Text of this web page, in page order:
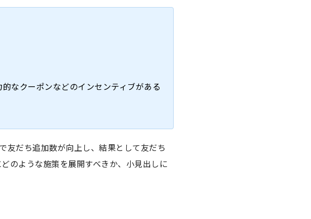
なクーポンなどのインセンティブがある
友だち追加数が向上し、結果として友だち
のような施策を展開すべきか、小見出しに